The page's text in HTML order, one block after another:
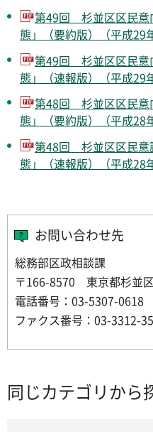
第49回 杉並区区民意
態」（要約版）（平成29
第49回 杉並区区民意
態」（速報版）（平成29
第48回 杉並区区民意
態」（要約版）（平成28
第48回 杉並区区民意
態」（速報版）（平成28
お問い合わせ先
総務部区政相談課
〒166-8570 東京都杉並
電話番号：03-5307-0618
ファクス番号：03-3312-
同じカテゴリから